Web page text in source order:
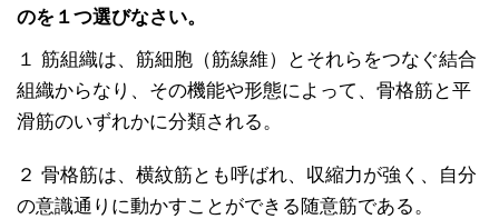
のを１つ選びなさい。
１ 筋組織は、筋細胞（筋線維）とそれらをつなぐ結合
組織からなり、その機能や形態によって、骨格筋と平
滑筋のいずれかに分類される。
２ 骨格筋は、横紋筋とも呼ばれ、収縮力が強く、自分
の意識通りに動かすことができる随意筋である。